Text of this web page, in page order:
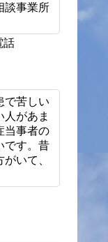
談事業所
話
で苦しい
があま
当事者の
です。昔
いて、